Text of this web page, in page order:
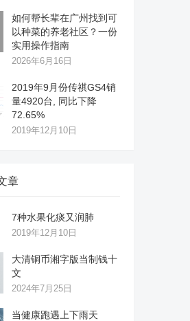
如何帮长辈在广州找到可
以种菜的养老社区？一份
实用操作指南
2026年6月16日
2019年9月份传祺GS4销
量4920台, 同比下降
72.65%
2019年12月10日
章
7种水果化痰又润肺
2019年12月10日
大清铜币湘字版当制钱十
文
2024年7月25日
当健康跑遇上下雨天